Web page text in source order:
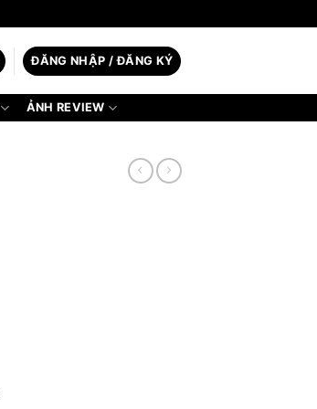
ĐĂNG NHẬP / ĐĂNG KÝ
ẢNH REVIEW